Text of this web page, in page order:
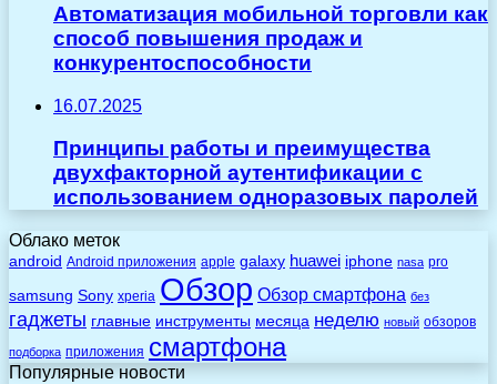
Автоматизация мобильной торговли как
способ повышения продаж и
конкурентоспособности
16.07.2025
Принципы работы и преимущества
двухфакторной аутентификации с
использованием одноразовых паролей
Облако меток
android Android приложения apple galaxy huawei iphone nasa pro
samsung Sony xperia Обзор Обзор смартфона без
гаджеты главные инструменты месяца неделю новый обзоров
подборка приложения смартфона
Популярные новости